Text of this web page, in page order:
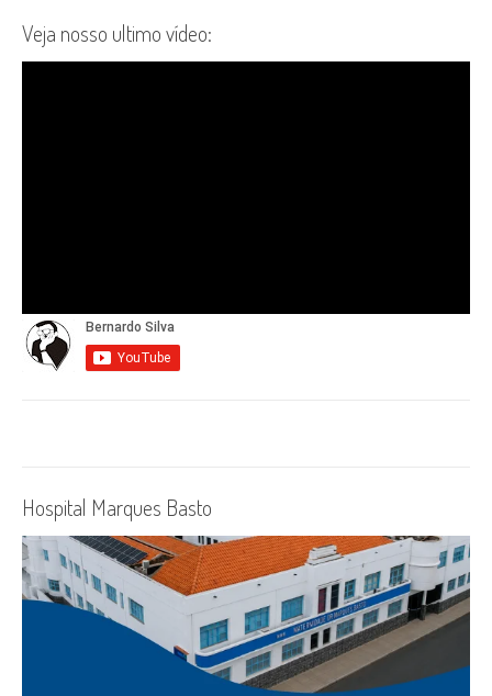
Veja nosso ultimo vídeo:
Hospital Marques Basto